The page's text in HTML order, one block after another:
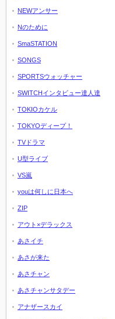
NEWアンサー
Nのために
SmaSTATION
SONGS
SPORTSウォッチャー
SWITCHインタビュー達人達
TOKIOカケル
TOKYOディープ！
TVドラマ
U型ライブ
VS嵐
youは何しに日本へ
ZIP
アウト×デラックス
あさイチ
あさが来た
あさチャン
あさチャンサタデー
アナザースカイ